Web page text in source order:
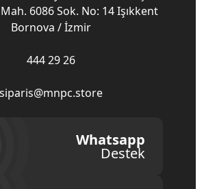
6086 Sok. No: 14 Işıkkent
Bornova / İzmir
444 29 26
siparis@mnpc.store
Whatsapp
Destek